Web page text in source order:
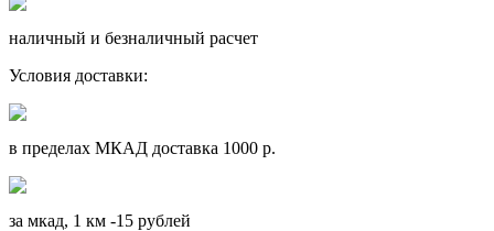
наличный и безналичный расчет
Условия доставки:
в пределах МКАД доставка 1000 р.
за мкад, 1 км -15 рублей